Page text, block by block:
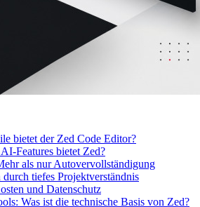
bietet der Zed Code Editor?
Features bietet Zed?
als nur Autovervollständigung
tiefes Projektverständnis
und Datenschutz
Was ist die technische Basis von Zed?